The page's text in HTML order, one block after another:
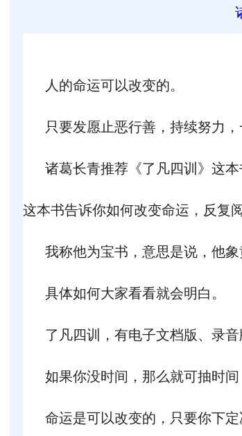
人的命运可以改变的。
只要发愿止恶行善，持续努力，
诸葛长青推荐《了凡四训》这本
这本书告诉你如何改变命运，反复
我称他为宝书，意思是说，他象
具体如何大家看看就会明白。
了凡四训，有电子文档版、录
如果你没时间，那么就可抽时间
命运是可以改变的，只要你下定